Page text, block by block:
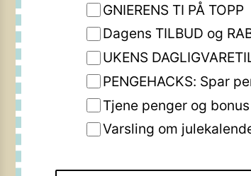
GNIERENS TI PÅ TOPP
Dagens TILBUD og
UKENS
PENGEHACKS: Spar
Tjene penger og bonus
Varsling om